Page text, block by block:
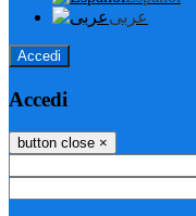
عربى
Accedi
Accedi
button close ×